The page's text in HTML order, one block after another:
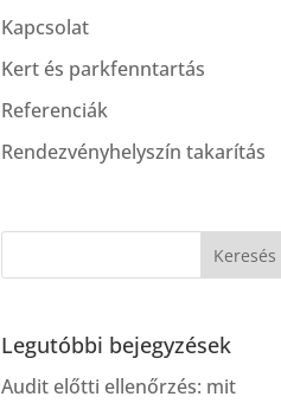
Kapcsolat
Kert és parkfenntartás
Referenciák
Rendezvényhelyszín takarítás
Legutóbbi bejegyzések
Audit előtti ellenőrzés: mit